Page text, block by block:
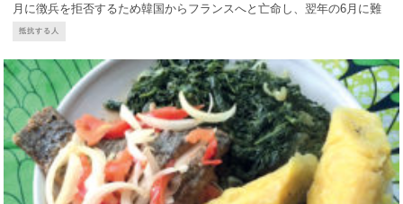
月に徴兵を拒否するため韓国からフランスへと亡命し、翌年の6月に難
民申請が認可された。韓国の徴兵制には良心的懲役拒否も代替服務制度
抵抗する人